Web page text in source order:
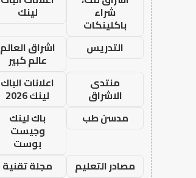
شراء
باكلينكات
لينك
التدريس
اشراق العالم
عالم كبير
منتدى
الاشراق
اعلانات الباك
لينك 2026
مدسن طب
باك لينك
وجيست
بوست
مصادر التعليم
مجلة تقنية